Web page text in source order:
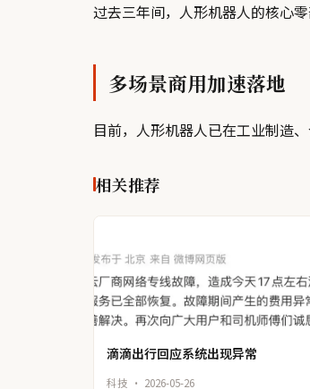
过去三年间，人形机器人的核心
多场景商用加速落地
目前，人形机器人已在工业制造
相关推荐
滴滴出行回应系统出现异常
科技 · 2026-05-26